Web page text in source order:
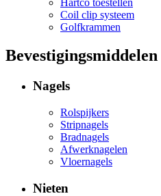
Coil clip systeem
Golfkrammen
Bevestigingsmiddelen
Nagels
Rolspijkers
Stripnagels
Bradnagels
Afwerknagelen
Vloernagels
Nieten